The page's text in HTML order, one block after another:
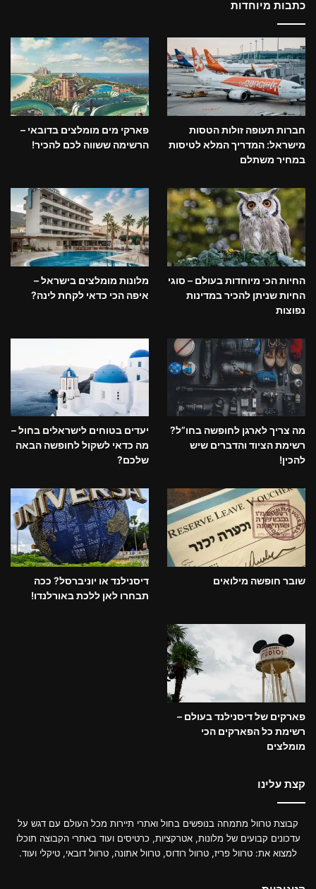
כתבות מיוחדות
חברות תעופה זולות הטסות
מישראל: המדריך המלא לטיסות
במחיר משתלם
פארקי מים מומלצים בדובאי –
הרשימה ששווה לכם להכיר!
החיות הכי מיוחדות בעולם – סוגי
החיות שניתן להכיר במדינות
נפוצות
מלונות מומלצים בישראל –
איפה הכי כדאי לקחת לינה?
מה צריך לארגן לחופשה בחו”ל?
רשימת הציוד והדברים שיש
להכין!
יעדים בטוחים לישראלים בחול –
מה כדאי לשקול לחופשה הבאה
שלכם?
שובר חופשה מילואים
דיסנילנד או יוניברסל? ככה
תבחרו לאן ללכת באורלנדו!
פארקים של דיסנילנד בעולם –
רשימת כל הפארקים הכי
מומלצים
קצת עלינו
קבוצת טרוול מתמחה בנופשים בחול ואתרי תיירות מכל העולם עם דגש על
עדכונים קבועים של מלונות, אטרקציות, כרטיסים ועוד באתרי הקבוצה תוכלו
למצוא את: טרוול פריז, טרוול רודוס, טרוול אתונה, טרוול דובאי, טיקלי ועוד.